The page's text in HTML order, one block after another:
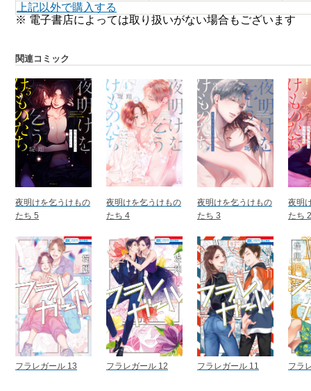
上記以外で購入する
※ 電子書店によっては取り扱いがない場合もございます
関連コミック
夜明けを乞うけもの
たち 5
夜明けを乞うけもの
たち 4
夜明けを乞うけもの
たち 3
夜明
たち 2
フラレガール 13 フラレガール 12 フラレガール 11 フラ